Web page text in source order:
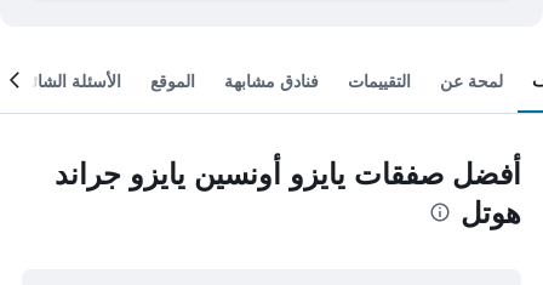
لمحة عن التقييمات فنادق مشابهة الموقع الأسئلة الشائعة
أفضل صفقات يايزو أونسين يايزو جراند
هوتل